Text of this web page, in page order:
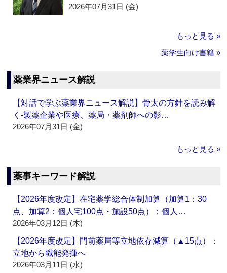
2026年07月31日 (金)
もっと見る »
薬学生向け書籍 »
薬業界ニュース解説
【対話で学ぶ薬業界ニュース解説】骨太の方針を読み解
く‐製薬企業や医療、薬局・薬剤師への影…
2026年07月31日 (金)
もっと見る »
薬事キーワード解説
【2026年度改定】在宅薬学総合体制加算（加算1：30
点、加算2：個人宅100点・施設50点）：個人…
2026年03月12日 (木)
【2026年度改定】門前薬局等立地依存減算（▲15点）：
立地から職能発揮へ
2026年03月11日 (水)